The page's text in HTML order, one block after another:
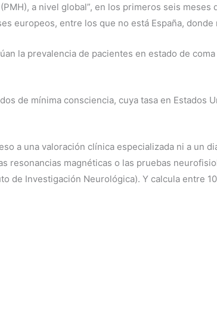
a nivel global”, en los primeros seis
europeos, entre los que no está España, donde
la prevalencia de pacientes en estado de
de mínima consciencia, cuya tasa en Estados
a una valoración clínica especializada ni a un
magnéticas o las pruebas
de Investigación Neurológica). Y calcula entre